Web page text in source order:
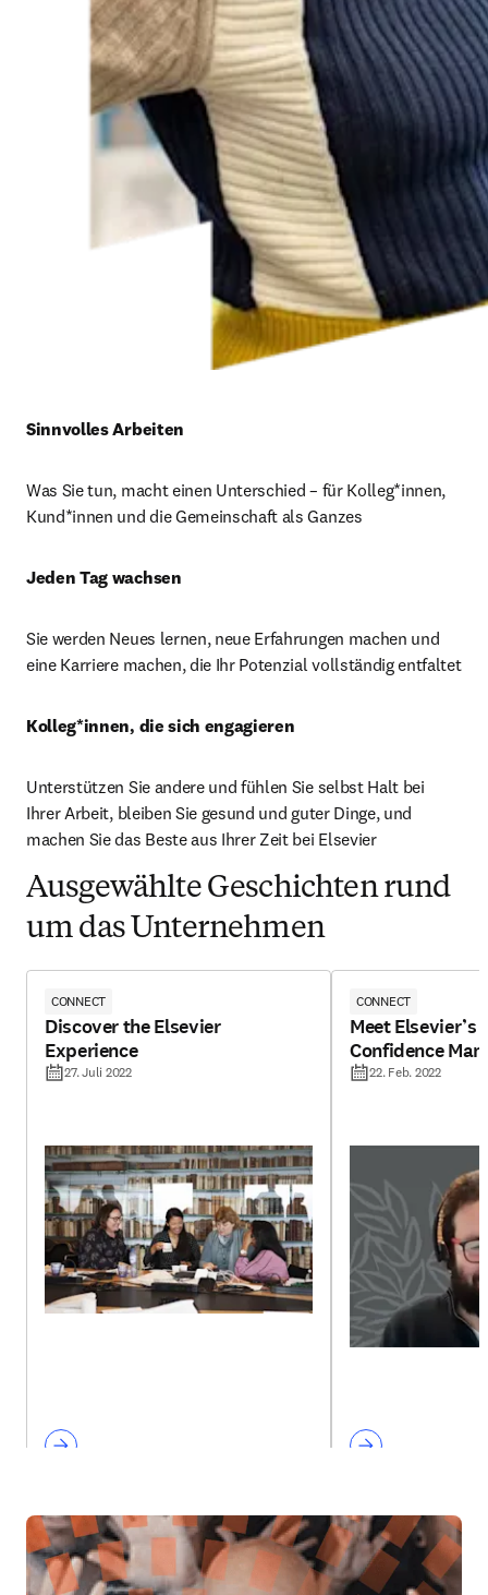
Sinnvolles Arbeiten
Was Sie tun, macht einen Unterschied – für Kolleg*innen,
Kund*innen und die Gemeinschaft als Ganzes
Jeden Tag wachsen
Sie werden Neues lernen, neue Erfahrungen machen und
eine Karriere machen, die Ihr Potenzial vollständig entfaltet
Kolleg*innen, die sich engagieren
Unterstützen Sie andere und fühlen Sie selbst Halt bei
Ihrer Arbeit, bleiben Sie gesund und guter Dinge, und
machen Sie das Beste aus Ihrer Zeit bei Elsevier
Ausgewählte Geschichten rund
um das Unternehmen
CONNECT
Discover the Elsevier
Experience
27. Juli 2022
CONNECT
Meet
Confidence
22. Feb. 2022